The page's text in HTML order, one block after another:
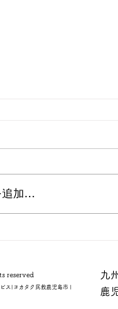
営業について
追加…
reserved 九
ス|ヨカタク民救鹿児島市 |
鹿